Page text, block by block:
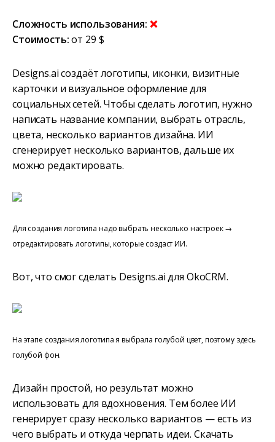
Сложность использования: ❌
Стоимость:от 29 $
Designs.ai создаёт логотипы, иконки, визитные
карточки и визуальное оформление для
социальных сетей. Чтобы сделать логотип, нужно
написать название компании, выбрать отрасль,
цвета, несколько вариантов дизайна. ИИ
сгенерирует несколько вариантов, дальше их
можно редактировать.
Для создания логотипа надо выбрать несколько настроек →
отредактировать логотипы, которые создаст ИИ.
Вот, что смог сделать Designs.ai для OkoCRM.
На этапе создания логотипа я выбрала голубой цвет, поэтому здесь
голубой фон.
Дизайн простой, но результат можно
использовать для вдохновения. Тем более ИИ
генерирует сразу несколько вариантов — есть из
чего выбрать и откуда черпать идеи. Скачать